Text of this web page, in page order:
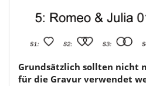
Grundsätzlich sollten nicht
für die Gravur verwendet